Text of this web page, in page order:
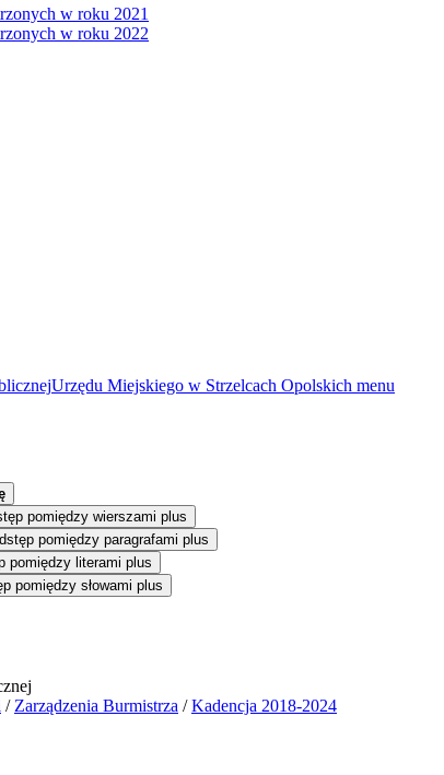
w roku 2021
w roku 2022
Urzędu Miejskiego w Strzelcach Opolskich menu
pomiędzy wierszami plus
pomiędzy paragrafami plus
pomiędzy literami plus
pomiędzy słowami plus
/ Zarządzenia Burmistrza /Kadencja 2018-2024